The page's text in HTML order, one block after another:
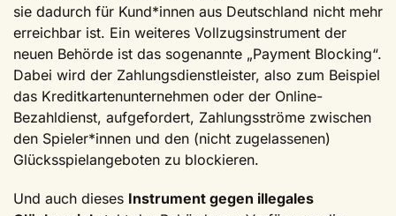
sie dadurch für Kund*innen aus Deutschland nicht mehr
erreichbar ist. Ein weiteres Vollzugsinstrument der
neuen Behörde ist das sogenannte „Payment Blocking“.
Dabei wird der Zahlungsdienstleister, also zum Beispiel
das Kreditkartenunternehmen oder der Online-
Bezahldienst, aufgefordert, Zahlungsströme zwischen
den Spieler*innen und den (nicht zugelassenen)
Glücksspielangeboten zu blockieren.
Und auch dieses Instrument gegen illegales